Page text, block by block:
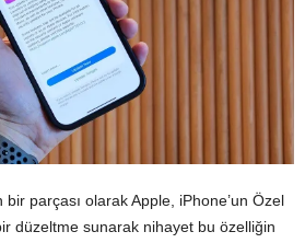
parçası olarak Apple, iPhone’un Özel
düzeltme sunarak nihayet bu özelliğin